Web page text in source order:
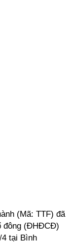
(Mã: TTF) đã
đông (ĐHĐCĐ)
tại Bình